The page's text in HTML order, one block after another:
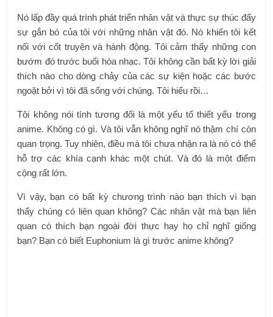
Nó lấp đầy quá trình phát triển nhân vật và thực sự thúc đẩy
sự gắn bó của tôi với những nhân vật đó. Nó khiến tôi kết
nối với cốt truyện và hành động. Tôi cảm thấy những con
bướm đó trước buổi hòa nhạc. Tôi không cần bất kỳ lời giải
thích nào cho dòng chảy của các sự kiện hoặc các bước
ngoặt bởi vì tôi đã sống với chúng. Tôi hiểu rồi…
Tôi không nói tính tương đối là một yếu tố thiết yếu trong
anime. Không có gì. Và tôi vẫn không nghĩ nó thậm chí còn
quan trọng. Tuy nhiên, điều mà tôi chưa nhận ra là nó có thể
hỗ trợ các khía cạnh khác một chút. Và đó là một điểm
cộng rất lớn.
Vì vậy, bạn có bất kỳ chương trình nào bạn thích vì bạn
thấy chúng có liên quan không? Các nhân vật mà bạn liên
quan có thích bạn ngoài đời thực hay họ chỉ nghĩ giống
bạn? Bạn có biết Euphonium là gì trước anime không?